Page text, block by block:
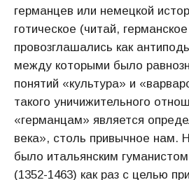
германцев или немецкой
готическое (читай,
провозглашались как
между которыми было
понятий «культура» и
такого уничижительного
«германцам» является
века», столь привычное нам.
было итальянским
(1352-1463) как раз с целью